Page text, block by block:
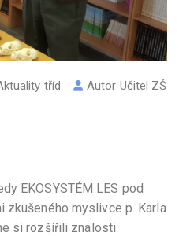
tříd Autor Učitel ZŠ
EKOSYSTÉM LES pod
zkušeného myslivce p. Karla
si rozšířili znalosti